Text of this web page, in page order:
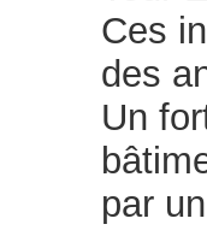
Ces
des
Un
par